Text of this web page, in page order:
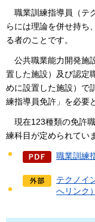
職業訓練指導員（テ
らには理論を併せ持ち
る者のことです。
公共職業能力開発施
置した施設）及び認定
めに設置した施設）で
練指導員免許」を必要
現在123種類の免許
練科目が定められてい
職業訓練
テクノイ
へリンク）